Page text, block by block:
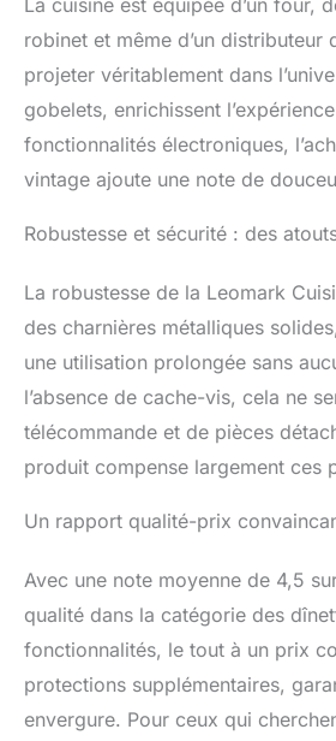
La cuisine est équipée d’un four,
robinet et même d’un
projeter véritablement dans
gobelets, enrichissent
fonctionnalités électroniques,
vintage ajoute une note de
Robustesse et sécurité : des
La robustesse de la Leomark
des charnières métalliques
une utilisation prolongée sans
l’absence de cache-vis, cela ne
télécommande et de pièces
produit compense largement ces
Un rapport qualité-prix
Avec une note moyenne de 4,5
qualité dans la catégorie des
fonctionnalités, le tout à un prix
protections supplémentaires,
envergure. Pour ceux qui